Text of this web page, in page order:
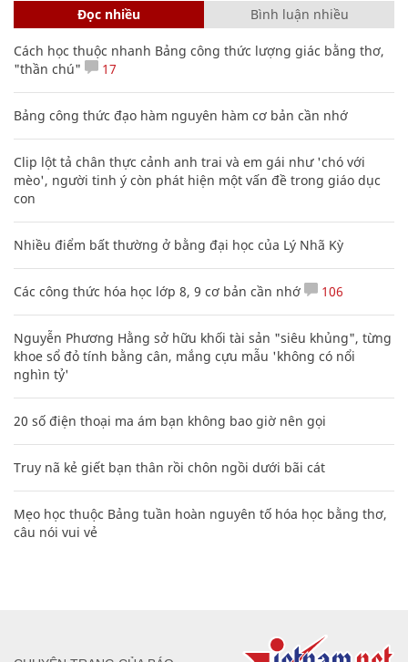
Đọc nhiều Bình luận nhiều
Cách học thuộc nhanh Bảng công thức lượng giác bằng thơ,
"thần chú"
17
Bảng công thức đạo hàm nguyên hàm cơ bản cần nhớ
Clip lột tả chân thực cảnh anh trai và em gái như 'chó với
mèo', người tinh ý còn phát hiện một vấn đề trong giáo dục
con
Nhiều điểm bất thường ở bằng đại học của Lý Nhã Kỳ
Các công thức hóa học lớp 8, 9 cơ bản cần nhớ 106
Nguyễn Phương Hằng sở hữu khối tài sản "siêu khủng", từng
khoe sổ đỏ tính bằng cân, mắng cựu mẫu 'không có nổi
nghìn tỷ'
20 số điện thoại ma ám bạn không bao giờ nên gọi
Truy nã kẻ giết bạn thân rồi chôn ngồi dưới bãi cát
Mẹo học thuộc Bảng tuần hoàn nguyên tố hóa học bằng thơ,
câu nói vui vẻ